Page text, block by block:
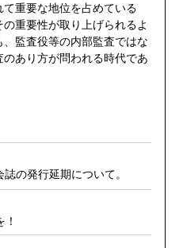
重要な地位を占めている
重要性が取り上げられるよ
監査役等の内部監査ではな
あり方が問われる時代であ
の発行延期について。